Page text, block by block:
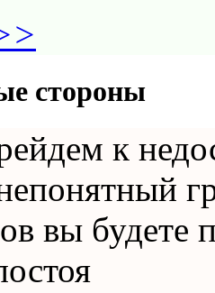
стороны
к
вы будете